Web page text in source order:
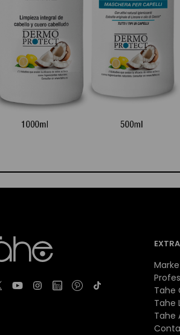
EXTRA
Tahe
Tahe
Tahe